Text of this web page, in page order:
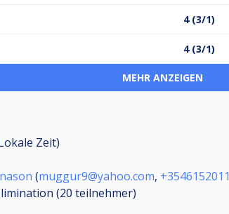
4 (3/1)
4 (3/1)
MEHR ANZEIGEN
Zeit)
(muggur9@yahoo.com, +3546152011
(20 teilnehmer)